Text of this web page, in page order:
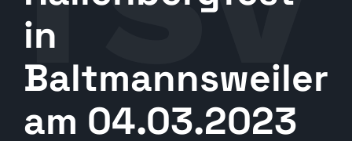
in
Baltmannsweiler
am 04.03.2023